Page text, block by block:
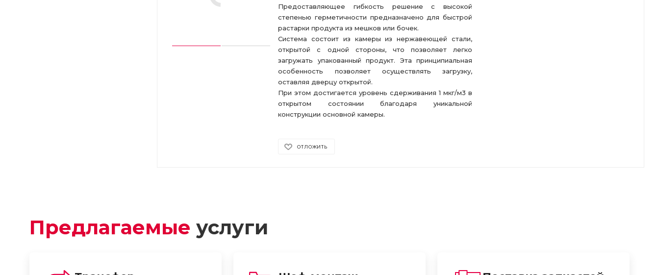
Предоставляющее гибкость решение с высокой
степенью герметичности предназначено для быстрой
растарки продукта из мешков или бочек.
Система состоит из камеры из нержавеющей стали,
открытой с одной стороны, что позволяет легко
загружать упакованный продукт. Эта принципиальная
особенность позволяет осуществлять загрузку,
оставляя дверцу открытой.
При этом достигается уровень сдерживания 1 мкг/м3 в
открытом состоянии благодаря уникальной
конструкции основной камеры.
ОТЛОЖИТЬ
Предлагаемые услуги